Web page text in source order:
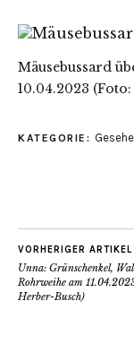
Mäusebussard
10.04.2023
KATEGORIE:
VORHERIGER ARTIKEL
Unna: Grünschenkel,
Rohrweihe am
Herber-Busch)